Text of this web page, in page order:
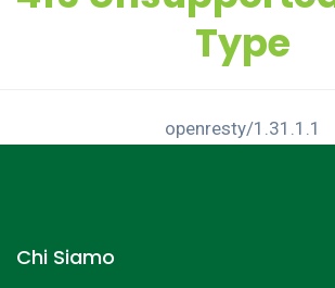
Type
openresty/1.31.1.1
Chi Siamo